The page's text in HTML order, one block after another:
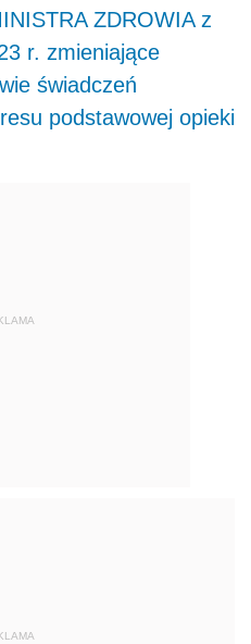
ZDROWIA z
r. zmieniające
świadczeń
podstawowej opieki